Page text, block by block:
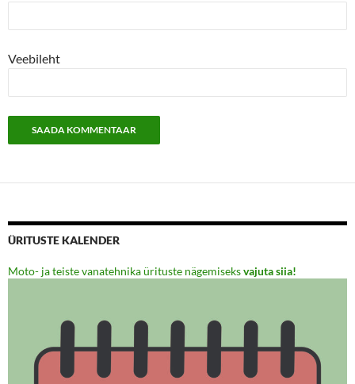
Veebileht
ÜRITUSTE KALENDER
Moto- ja teiste vanatehnika ürituste nägemiseksvajuta siia!